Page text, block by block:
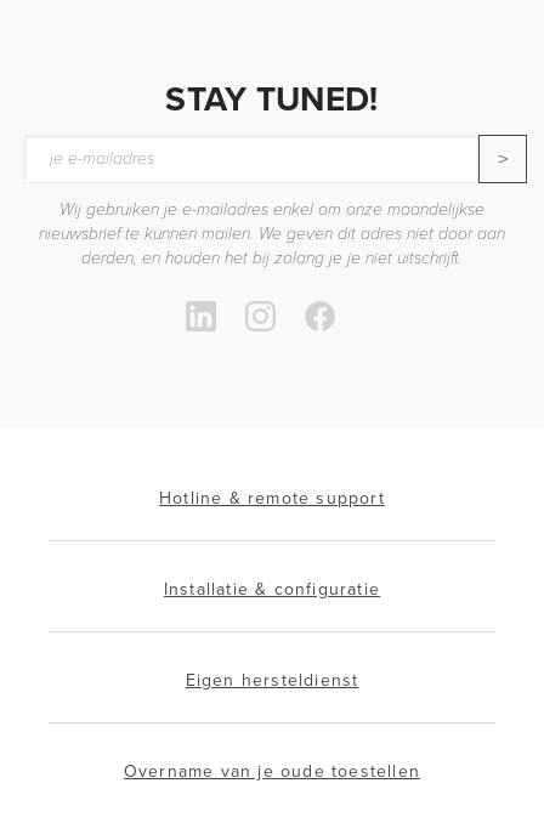
STAY TUNED!
>
Wij gebruiken je e-mailadres enkel om onze maandelijkse
nieuwsbrief te kunnen mailen. We geven dit adres niet door aan
derden, en houden het bij zolang je je niet uitschrijft.
Hotline & remote support
Installatie & configuratie
Eigen hersteldienst
Overname van je oude toestellen